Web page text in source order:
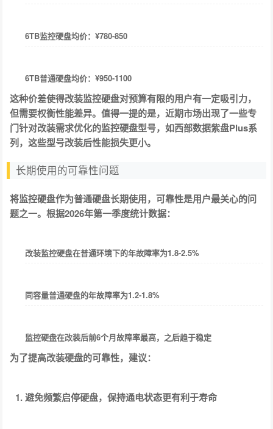
6TB监控硬盘均价：¥780-850
6TB普通硬盘均价：¥950-1100
这种价差使得改装监控硬盘对预算有限的用户有一定吸引力，
但需要权衡性能差异。值得一提的是，近期市场出现了一些专
门针对改装需求优化的监控硬盘型号，如西部数据紫盘Plus系
列，这些型号改装后性能损失更小。
长期使用的可靠性问题
将监控硬盘作为普通硬盘长期使用，可靠性是用户最关心的问
题之一。根据2026年第一季度统计数据：
改装监控硬盘在普通环境下的年故障率为1.8-2.5%
同容量普通硬盘的年故障率为1.2-1.8%
监控硬盘在改装后前6个月故障率最高，之后趋于稳定
为了提高改装硬盘的可靠性，建议：
避免频繁启停硬盘，保持通电状态更有利于寿命